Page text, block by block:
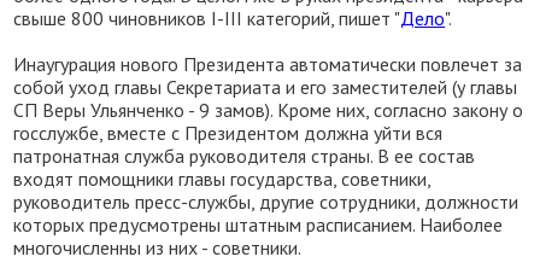
свыше 800 чиновников I-ІII категорий, пишет "Дело".
Инаугурация нового Президента автоматически повлечет за
собой уход главы Секретариата и его заместителей (у главы
СП Веры Ульянченко - 9 замов). Кроме них, согласно закону о
госслужбе, вместе с Президентом должна уйти вся
патронатная служба руководителя страны. В ее состав
входят помощники главы государства, советники,
руководитель пресс-службы, другие сотрудники, должности
которых предусмотрены штатным расписанием. Наиболее
многочисленны из них - советники.